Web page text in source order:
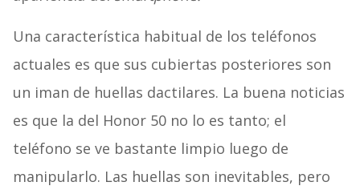
Una característica habitual de los teléfonos
actuales es que sus cubiertas posteriores son
un iman de huellas dactilares. La buena noticias
es que la del Honor 50 no lo es tanto; el
teléfono se ve bastante limpio luego de
manipularlo. Las huellas son inevitables, pero